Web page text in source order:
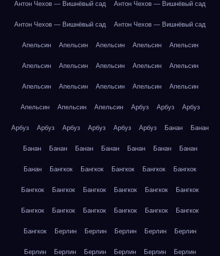
Антон Чехов — Вишнёвый сад Антон Чехов — Вишнёвый сад
Антон Чехов — Вишнёвый сад Антон Чехов — Вишнёвый сад
Апельсин Апельсин Апельсин Апельсин Апельсин
Апельсин Апельсин Апельсин Апельсин Апельсин
Апельсин Апельсин Апельсин Апельсин Апельсин
Апельсин Апельсин Апельсин Арбуз Арбуз Арбуз
Арбуз Арбуз Арбуз Арбуз Арбуз Арбуз Банан Банан
Банан Банан Банан Банан Банан Банан Банан
Банан Бангкок Бангкок Бангкок Бангкок Бангкок
Бангкок Бангкок Бангкок Бангкок Бангкок Бангкок
Бангкок Бангкок Бангкок Бангкок Бангкок Бангкок
Бангкок Берлин Берлин Берлин Берлин Берлин
Берлин Берлин Берлин Берлин Берлин Берлин